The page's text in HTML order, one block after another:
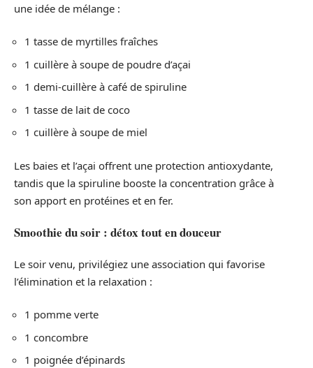
une idée de mélange :
1 tasse de myrtilles fraîches
1 cuillère à soupe de poudre d’açai
1 demi-cuillère à café de spiruline
1 tasse de lait de coco
1 cuillère à soupe de miel
Les baies et l’açai offrent une protection antioxydante,
tandis que la spiruline booste la concentration grâce à
son apport en protéines et en fer.
Smoothie du soir : détox tout en douceur
Le soir venu, privilégiez une association qui favorise
l’élimination et la relaxation :
1 pomme verte
1 concombre
1 poignée d’épinards